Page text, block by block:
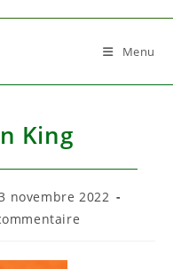
Menu
King
:
novembre 2022